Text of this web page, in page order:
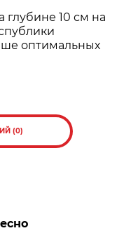
глубине 10 см на
оптимальных
(0)